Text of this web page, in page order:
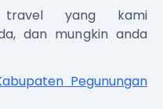
yang kami
dan mungkin anda
Pegunungan